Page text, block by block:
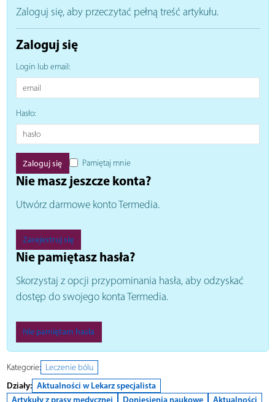
Zaloguj się, aby przeczytać pełną treść artykułu.
Zaloguj się
Login lub email:
Hasło:
Pamiętaj mnie
Nie masz jeszcze konta?
Utwórz darmowe konto Termedia.
Zarejestruj się
Nie pamiętasz hasła?
Skorzystaj z opcji przypominania hasła, aby odzyskać
dostęp do swojego konta Termedia.
Nie pamiętam hasła
Kategorie: Leczenie bólu
Działy: Aktualności w Lekarz specjalista
Artykuły z prasy medycznej
Doniesienia naukowe
Aktualności